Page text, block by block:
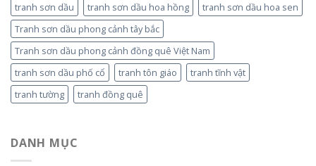
tranh sơn dầu
tranh sơn dầu hoa hồng
tranh sơn dầu hoa sen
Tranh sơn dầu phong cảnh tây bắc
Tranh sơn dầu phong cảnh đồng quê Việt Nam
tranh sơn dầu phố cổ
tranh tôn giáo
tranh tĩnh vật
tranh tường
tranh đồng quê
DANH MỤC